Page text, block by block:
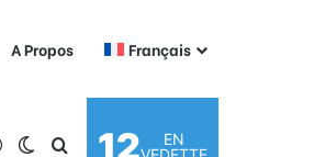
A Propos Français
ConnexionSwitch skin
Rechercher
12
EN
Météo